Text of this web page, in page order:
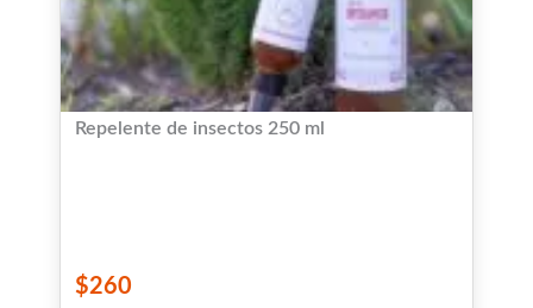
Repelente de insectos 250 ml
$260